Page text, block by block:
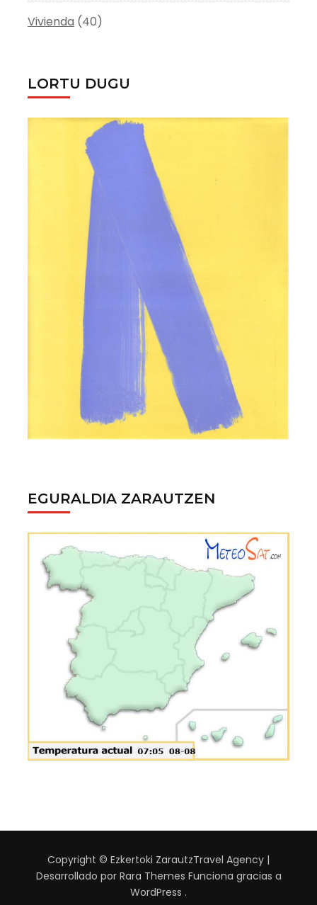
Vivienda (40)
LORTU DUGU
EGURALDIA ZARAUTZEN
Copyright © Ezkertoki ZarautzTravel Agency |
Desarrollado por Rara Themes Funciona gracias a
WordPress .